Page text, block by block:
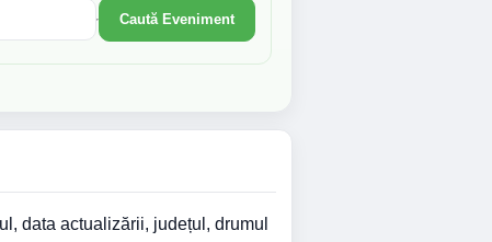
Caută Eveniment
data actualizării, județul, drumul